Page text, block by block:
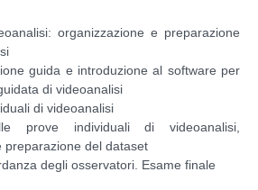
organizzazione e preparazione
guida e introduzione al software per
di videoanalisi
di videoanalisi
prove individuali di videoanalisi,
preparazione del dataset
degli osservatori. Esame finale